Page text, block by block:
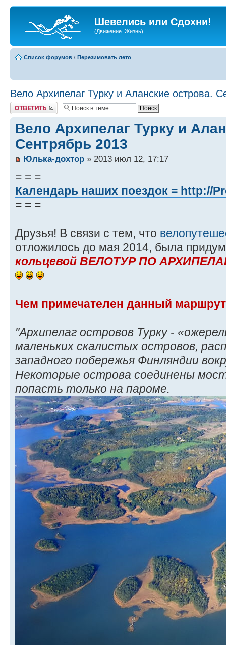
Шевелись или Сдохни!
(Движение=Жизнь)
Список форумов ‹ Перезимовать лето
Вело Архипелаг Турку и Аланские острова.
Ответить
Вело Архипелаг Турку и
Сентрябрь 2013
Юлька-дохтор » 2013 июл 12, 17:17
= = =
Календарь наших поездок = http://
= = =
Друзья! В связи с тем, что
отложилось до мая 2014, была
кольцевой ВЕЛОТУР ПО
Чем примечателен данный
"Архипелаг островов Турку -
маленьких скалистых островов,
западного побережья Финляндии
Некоторые острова соединены
попасть только на пароме.